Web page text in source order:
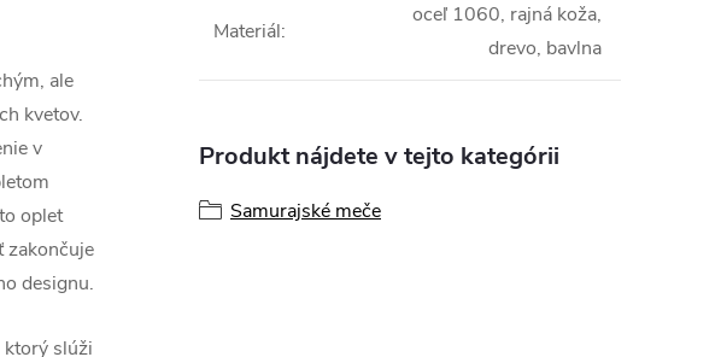
ale
kvetov.
v
oplet
zakončuje
designu.
ktorý slúži
Materiál:
oceľ 1060, rajná koža,
drevo, bavlna
Produkt nájdete v tejto kategórii
Samurajské meče